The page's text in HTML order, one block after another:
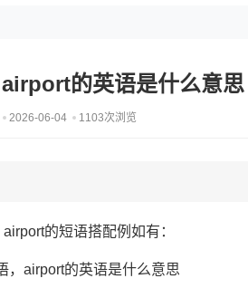
的英语是什么意思
2026-06-04 1103次浏览
的短语搭配例如有：